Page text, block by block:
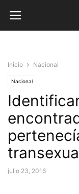
Inicio Nacional
Nacional
julio 23, 2016